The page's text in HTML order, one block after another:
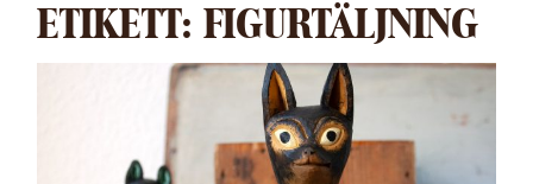
ETIKETT: FIGURTÄLJNING